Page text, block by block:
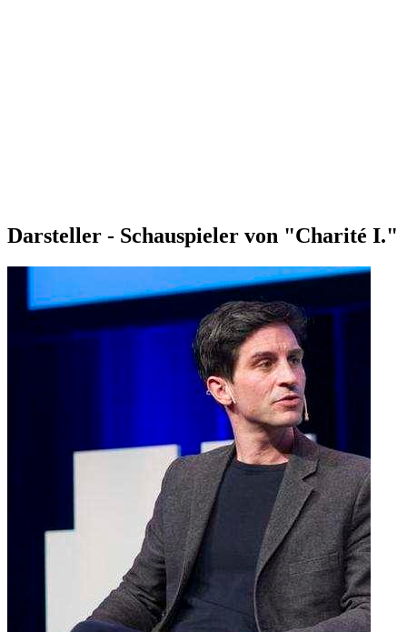
Darsteller - Schauspieler von "Charité I."